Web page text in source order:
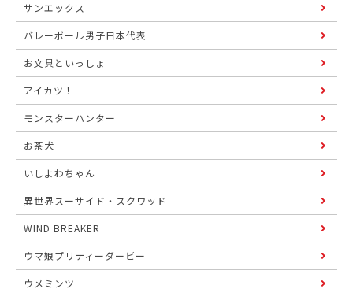
サンエックス
バレーボール男子日本代表
お文具といっしょ
アイカツ！
モンスターハンター
お茶犬
いしよわちゃん
異世界スーサイド・スクワッド
WIND BREAKER
ウマ娘プリティーダービー
ウメミンツ